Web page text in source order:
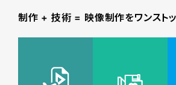
制作 + 技術 = 映像制作をワンスト